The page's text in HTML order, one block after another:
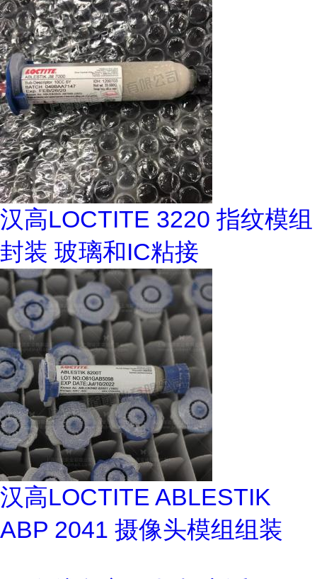
汉高LOCTITE 3220 指纹模组
封装 玻璃和IC粘接
汉高LOCTITE ABLESTIK
ABP 2041 摄像头模组组装